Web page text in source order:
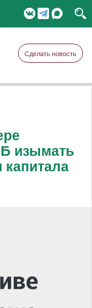
Сделать новость
изымать